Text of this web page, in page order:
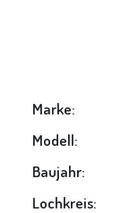
Marke:
Modell:
Baujahr:
Lochkreis: